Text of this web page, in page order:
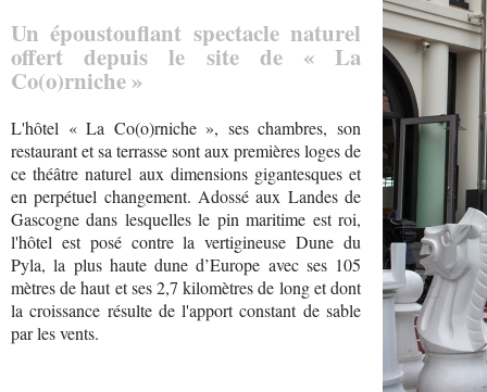
Un époustouflant spectacle naturel
offert depuis le site de « La
Co(o)rniche »
L'hôtel « La Co(o)rniche », ses chambres, son
restaurant et sa terrasse sont aux premières loges de
ce théâtre naturel aux dimensions gigantesques et
en perpétuel changement. Adossé aux Landes de
Gascogne dans lesquelles le pin maritime est roi,
l'hôtel est posé contre la vertigineuse Dune du
Pyla, la plus haute dune d’Europe avec ses 105
mètres de haut et ses 2,7 kilomètres de long et dont
la croissance résulte de l'apport constant de sable
par les vents.